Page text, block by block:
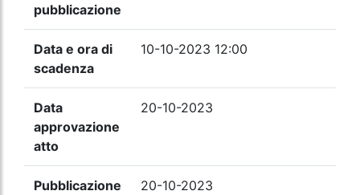
pubblicazione
Data e ora di
scadenza
10-10-2023 12:00
Data
approvazione
atto
20-10-2023
Pubblicazione
20-10-2023